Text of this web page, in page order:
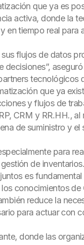
que ya es
activa, donde la
en tiempo real para
flujos de datos
tecnológicos
que ya
y flujos de
CRM y RR.HH., al
de suministro y el
para
de
es
conocimientos de
reduce la
para actuar con
donde las